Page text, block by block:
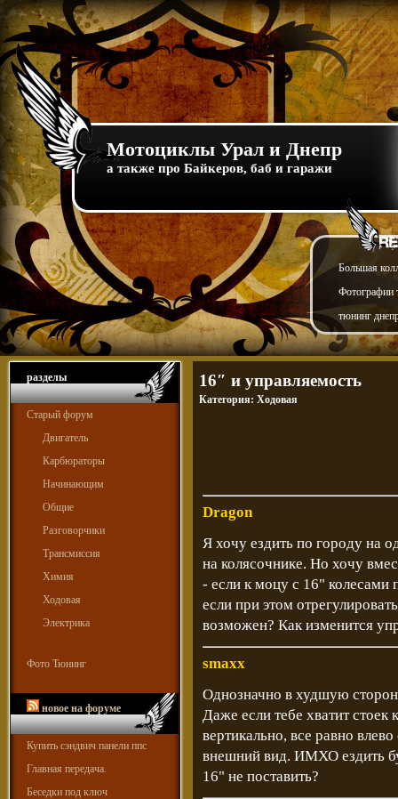
Мотоциклы Урал и Днепр
а также про Байкеров, баб и гаражи
Большая
Фотографии
тюнинг
разделы
Старый форум
Двигатель
Карбюраторы
Начинающим
Общие
Разговорчики
Трансмиссия
Химия
Ходовая
Электрика
Фото Тюнинг
новое на форуме
Купить сэндвич панели ппс
Главная передача.
Беседки под ключ
16″ и управляемость
Категория: Ходовая
Dragon
Я хочу ездить по городу на
на колясочнике. Но хочу
- если к моцу с 16" колесами
если при этом
возможен? Как изменится
smaxx
Однозначно в худшую
Даже если тебе хватит стоек
вертикально, все равно
внешний вид. ИМХО ездить
16" не поставить?